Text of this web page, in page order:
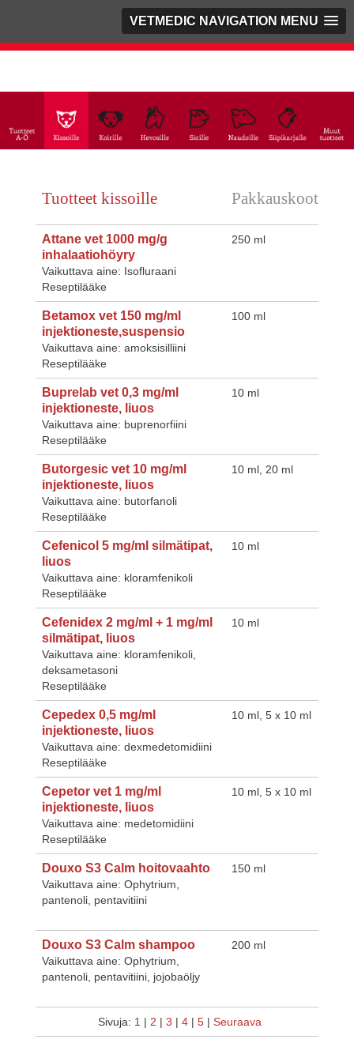
VETMEDIC NAVIGATION MENU
Tuotteet kissoille Pakkauskoot
Attane vet 1000 mg/g
inhalaatiohöyry
Vaikuttava aine: Isofluraani
Reseptilääke
250 ml
Betamox vet 150 mg/ml
injektioneste,suspensio
Vaikuttava aine: amoksisilliini
Reseptilääke
100 ml
Buprelab vet 0,3 mg/ml
injektioneste, liuos
Vaikuttava aine: buprenorfiini
Reseptilääke
10 ml
Butorgesic vet 10 mg/ml
injektioneste, liuos
Vaikuttava aine: butorfanoli
Reseptilääke
10 ml, 20 ml
Cefenicol 5 mg/ml silmätipat,
liuos
Vaikuttava aine: kloramfenikoli
Reseptilääke
10 ml
Cefenidex 2 mg/ml + 1 mg/ml
silmätipat, liuos
Vaikuttava aine: kloramfenikoli,
deksametasoni
Reseptilääke
10 ml
Cepedex 0,5 mg/ml
injektioneste, liuos
Vaikuttava aine: dexmedetomidiini
Reseptilääke
10 ml, 5 x 10 ml
Cepetor vet 1 mg/ml
injektioneste, liuos
Vaikuttava aine: medetomidiini
Reseptilääke
10 ml, 5 x 10 ml
Douxo S3 Calm hoitovaahto
Vaikuttava aine: Ophytrium,
pantenoli, pentavitiini
150 ml
Douxo S3 Calm shampoo
Vaikuttava aine: Ophytrium,
pantenoli, pentavitiini, jojobaöljy
200 ml
Sivuja: 1 | 2 |3 |4 |5 |Seuraava